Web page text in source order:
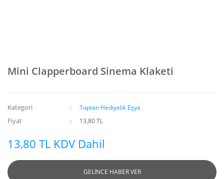
Mini Clapperboard Sinema Klaketi
Kategori Toptan Hediyelik Eşya
Fiyat 13,80 TL
13,80 TL KDV Dahil
GELİNCE HABER VER